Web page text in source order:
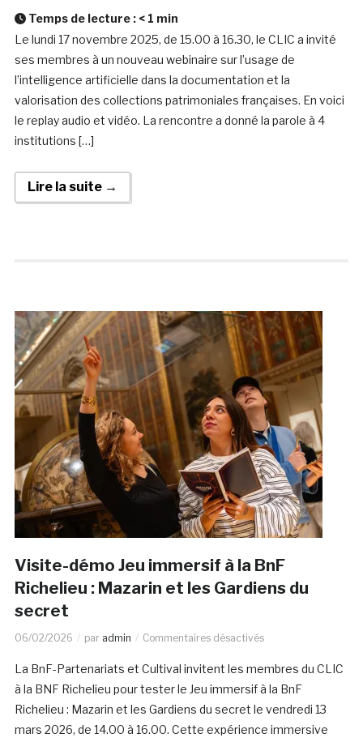
Temps de lecture : < 1 min
Le lundi 17 novembre 2025, de 15.00 à 16.30, le CLIC a invité
ses membres à un nouveau webinaire sur l’usage de
l’intelligence artificielle dans la documentation et la
valorisation des collections patrimoniales françaises. En voici
le replay audio et vidéo. La rencontre a donné la parole à 4
institutions […]
Lire la suite →
Visite-démo Jeu immersif à la BnF
Richelieu : Mazarin et les Gardiens du
secret
06/02/2026 par admin Commentaires désactivés
La BnF-Partenariats et Cultival invitent les membres du CLIC
à la BNF Richelieu pour tester le Jeu immersif à la BnF
Richelieu : Mazarin et les Gardiens du secret le vendredi 13
mars 2026, de 14.00 à 16.00. Cette expérience immersive